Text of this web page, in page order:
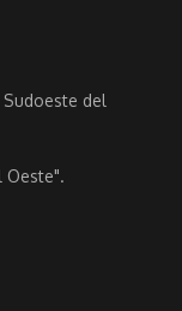
del
Oeste".